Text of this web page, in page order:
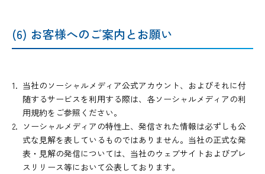
(6) お客様へのご案内とお願い
当社のソーシャルメディア公式アカウント、およびそれに付
随するサービスを利用する際は、各ソーシャルメディアの利
用規約をご参照ください。
ソーシャルメディアの特性上、発信された情報は必ずしも公
式な見解を表しているものではありません。当社の正式な発
表・見解の発信については、当社のウェブサイトおよびプレ
スリリース等において公表しております。